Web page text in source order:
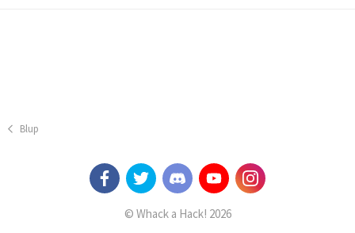
Blup
© Whack a Hack! 2026